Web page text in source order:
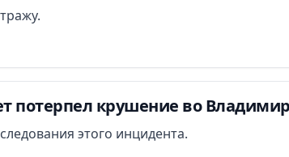
потерпел крушение во
этого инцидента.